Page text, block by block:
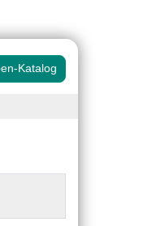
Katalog